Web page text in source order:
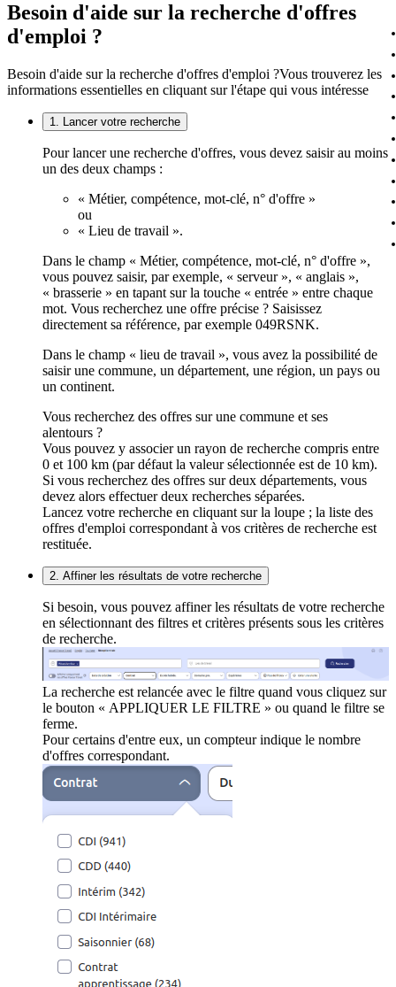
Besoin d'aide sur la recherche d'offres
d'emploi ?
Besoin d'aide sur la recherche d'offres d'emploi ?Vous trouverez les
informations essentielles en cliquant sur l'étape qui vous intéresse
1. Lancer votre recherche
Pour lancer une recherche d'offres, vous devez saisir au moins
un des deux champs :
« Métier, compétence, mot-clé, n° d'offre »
ou
« Lieu de travail ».
Dans le champ « Métier, compétence, mot-clé, n° d'offre »,
vous pouvez saisir, par exemple, « serveur », « anglais »,
« brasserie » en tapant sur la touche « entrée » entre chaque
mot. Vous recherchez une offre précise ? Saisissez
directement sa référence, par exemple 049RSNK.
Dans le champ « lieu de travail », vous avez la possibilité de
saisir une commune, un département, une région, un pays ou
un continent.
Vous recherchez des offres sur une commune et ses
alentours ?
Vous pouvez y associer un rayon de recherche compris entre
0 et 100 km (par défaut la valeur sélectionnée est de 10 km).
Si vous recherchez des offres sur deux départements, vous
devez alors effectuer deux recherches séparées.
Lancez votre recherche en cliquant sur la loupe ; la liste des
offres d'emploi correspondant à vos critères de recherche est
restituée.
2. Affiner les résultats de votre recherche
Si besoin, vous pouvez affiner les résultats de votre recherche
en sélectionnant des filtres et critères présents sous les critères
de recherche.
La recherche est relancée avec le filtre quand vous cliquez sur
le bouton « APPLIQUER LE FILTRE » ou quand le filtre se
ferme.
Pour certains d'entre eux, un compteur indique le nombre
d'offres correspondant.